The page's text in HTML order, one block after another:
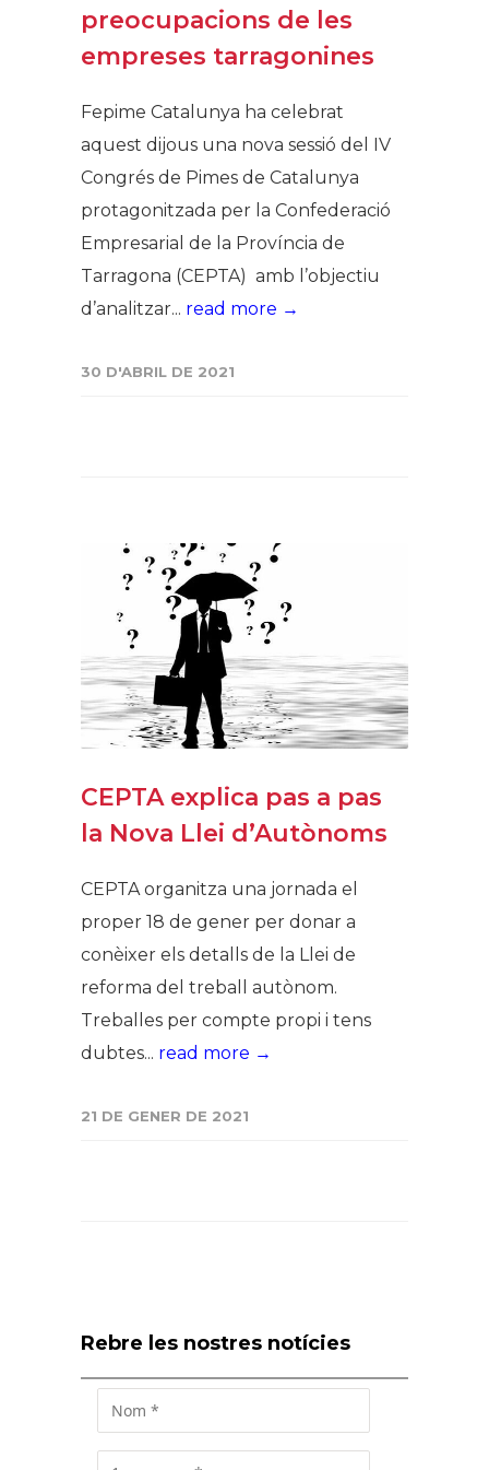
preocupacions de les
empreses tarragonines
Fepime Catalunya ha celebrat
aquest dijous una nova sessió del IV
Congrés de Pimes de Catalunya
protagonitzada per la Confederació
Empresarial de la Província de
Tarragona (CEPTA) amb l’objectiu
d’analitzar... read more →
30 D'ABRIL DE 2021
CEPTA explica pas a pas
la Nova Llei d’Autònoms
CEPTA organitza una jornada el
proper 18 de gener per donar a
conèixer els detalls de la Llei de
reforma del treball autònom.
Treballes per compte propi i tens
dubtes... read more →
21 DE GENER DE 2021
Rebre les nostres notícies